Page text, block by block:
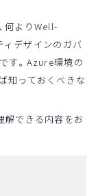
何よりWell-
デザインのガバ
す。Azure環境の
知っておくべきな
解できる内容をお